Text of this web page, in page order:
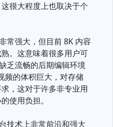
很大程度上也取决于个
常强大，但目前 8K 内容
。这意味着很多用户可
乏流畅的后期编辑环境
频的体积巨大，对存储
，这对于许多非专业用
使用负担。
技术上非常前沿和强大